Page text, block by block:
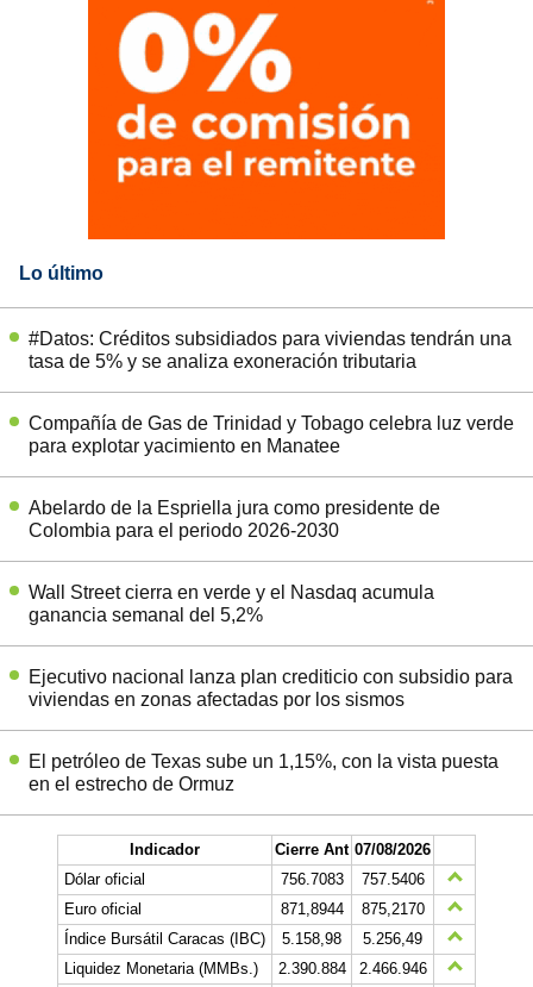
Lo último
#Datos: Créditos subsidiados para viviendas tendrán una
tasa de 5% y se analiza exoneración tributaria
Compañía de Gas de Trinidad y Tobago celebra luz verde
para explotar yacimiento en Manatee
Abelardo de la Espriella jura como presidente de
Colombia para el periodo 2026-2030
Wall Street cierra en verde y el Nasdaq acumula
ganancia semanal del 5,2%
Ejecutivo nacional lanza plan crediticio con subsidio para
viviendas en zonas afectadas por los sismos
El petróleo de Texas sube un 1,15%, con la vista puesta
en el estrecho de Ormuz
Indicador Cierre Ant 07/08/2026
Dólar oficial
756.7083
757.5406
Euro oficial
871,8944
875,2170
Índice Bursátil Caracas (IBC)
5.158,98
5.256,49
Liquidez Monetaria (MMBs.)
2.390.884
2.466.946